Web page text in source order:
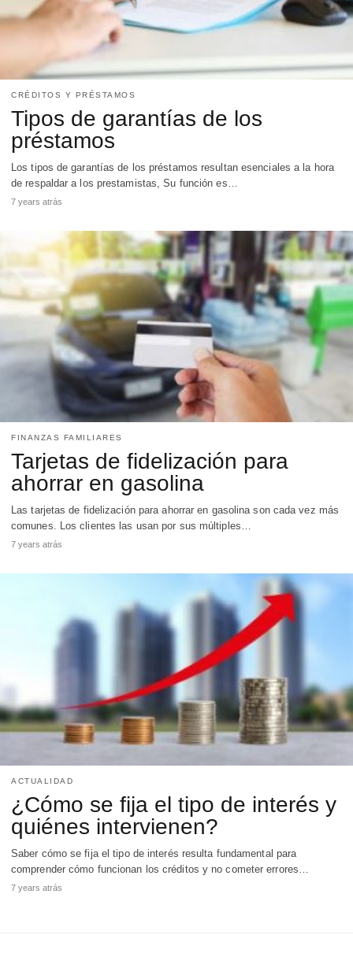
CRÉDITOS Y PRÉSTAMOS
Tipos de garantías de los
préstamos
Los tipos de garantías de los préstamos resultan esenciales a la hora
de respaldar a los prestamistas, Su función es…
7 years atrás
FINANZAS FAMILIARES
Tarjetas de fidelización para
ahorrar en gasolina
Las tarjetas de fidelización para ahorrar en gasolina son cada vez más
comunes. Los clientes las usan por sus múltiples…
7 years atrás
ACTUALIDAD
¿Cómo se fija el tipo de interés y
quiénes intervienen?
Saber cómo se fija el tipo de interés resulta fundamental para
comprender cómo funcionan los créditos y no cometer errores…
7 years atrás